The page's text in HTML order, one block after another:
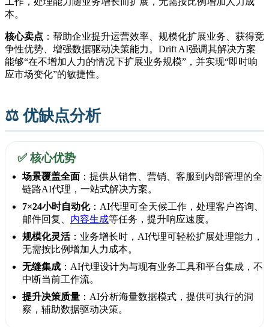
本。
核心卖点 ：帮助企业提升运营效率、规模化扩展业务、获得竞
争性优势、增强数据驱动决策能力。Drift AI强调其解决方案
能够“在不增加人力的情况下扩展业务规模”，并实现“即时响
应市场变化”的敏捷性。
⚖️ 优缺点分析
✅ 核心优势
场景覆盖全面 ：提供从销售、营销、客服到内部管理的全
链路AI代理，一站式解决方案。
7×24小时自动化：AI代理可全天候工作，处理客户咨询、
邮件回复、 内容生成等任务，提升响应速度。
规模化灵活：业务增长时，AI代理可轻松扩展处理能力，
无需按比例增加人力成本。
无缝集成 ：AI代理设计为与现有业务工具和平台集成，不
中断当前工作流。
提升决策质量 ：AI分析海量数据模式，提供可执行的洞
察，辅助数据驱动决策。